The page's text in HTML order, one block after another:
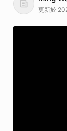
更新於